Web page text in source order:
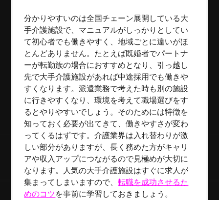
分かりやすいのは全国チェーン展開している大
手介護施設で、マニュアルがしっかりとしてい
て初心者でも働きやすく、地域ごとに違いがほ
とんどありません。たとえば既婚者でパートナ
ーが転勤族の場合におすすめとなり、引っ越し
先で大手介護施設があれば中途採用でも働きや
すくなります。派遣業務で考えた時も別の施設
に行きやすくなり、環境を考えて職場選びをす
るとやりやすいでしょう。そのためには特徴を
知っておく必要が出てきて、働きやすさが変わ
ってくるはずです。介護業界は入れ替わりが激
しい部分がありますが、長く務めた方がキャリ
アや収入アップにつながるので見極めが大切に
なります。人気の大手介護施設はすぐに求人が
集まってしまいますので、転職を成功させるた
めのコツを事前に学習しておきましょう。